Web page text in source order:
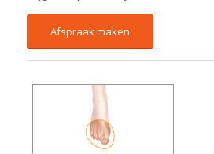
Afspraak maken